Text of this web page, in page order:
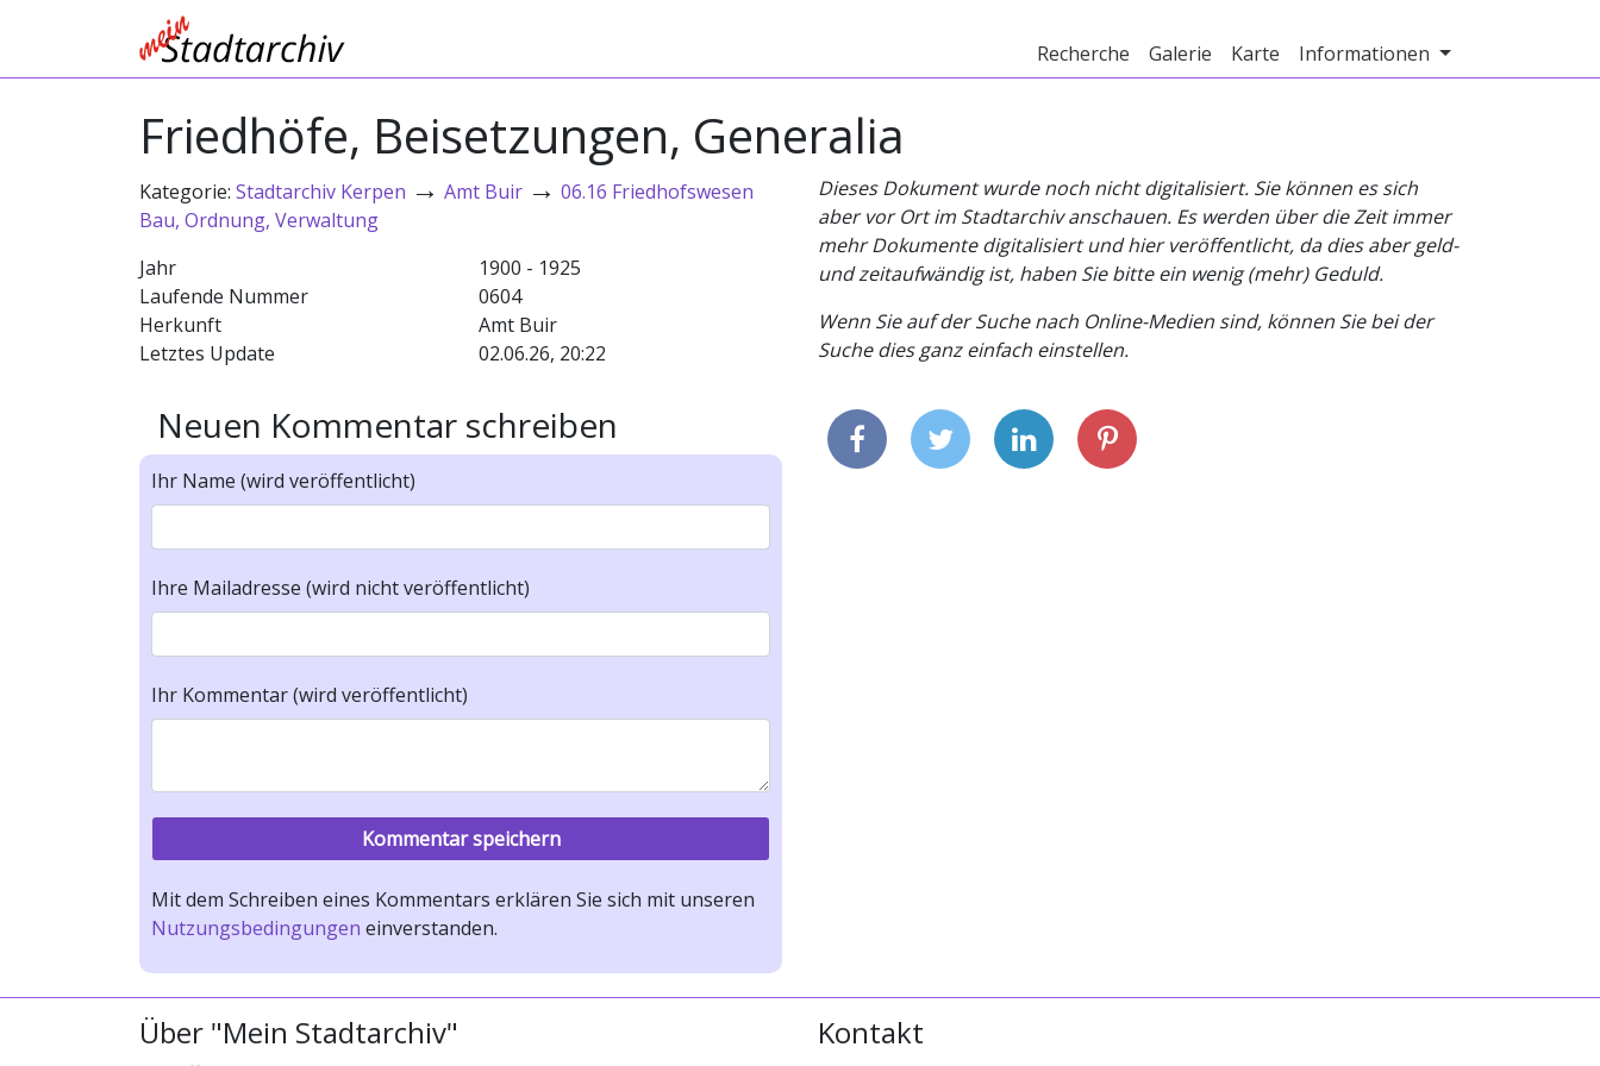
Recherche Galerie Karte Informationen
Friedhöfe, Beisetzungen, Generalia
Kategorie: Stadtarchiv Kerpen → Amt Buir → 06.16 Friedhofswesen
Bau, Ordnung, Verwaltung
Jahr
1900 - 1925
Laufende Nummer
0604
Herkunft
Amt Buir
Letztes Update
02.06.26, 20:22
Neuen Kommentar schreiben
Ihr Name (wird veröffentlicht)
Ihre Mailadresse (wird nicht veröffentlicht)
Ihr Kommentar (wird veröffentlicht)
Mit dem Schreiben eines Kommentars erklären Sie sich mit unseren
Nutzungsbedingungen einverstanden.
Dieses Dokument wurde noch nicht digitalisiert. Sie können es sich
aber vor Ort im Stadtarchiv anschauen. Es werden über die Zeit immer
mehr Dokumente digitalisiert und hier veröffentlicht, da dies aber geld-
und zeitaufwändig ist, haben Sie bitte ein wenig (mehr) Geduld.
Wenn Sie auf der Suche nach Online-Medien sind, können Sie bei der
Suche dies ganz einfach einstellen.
Über "Mein Stadtarchiv" Kontakt